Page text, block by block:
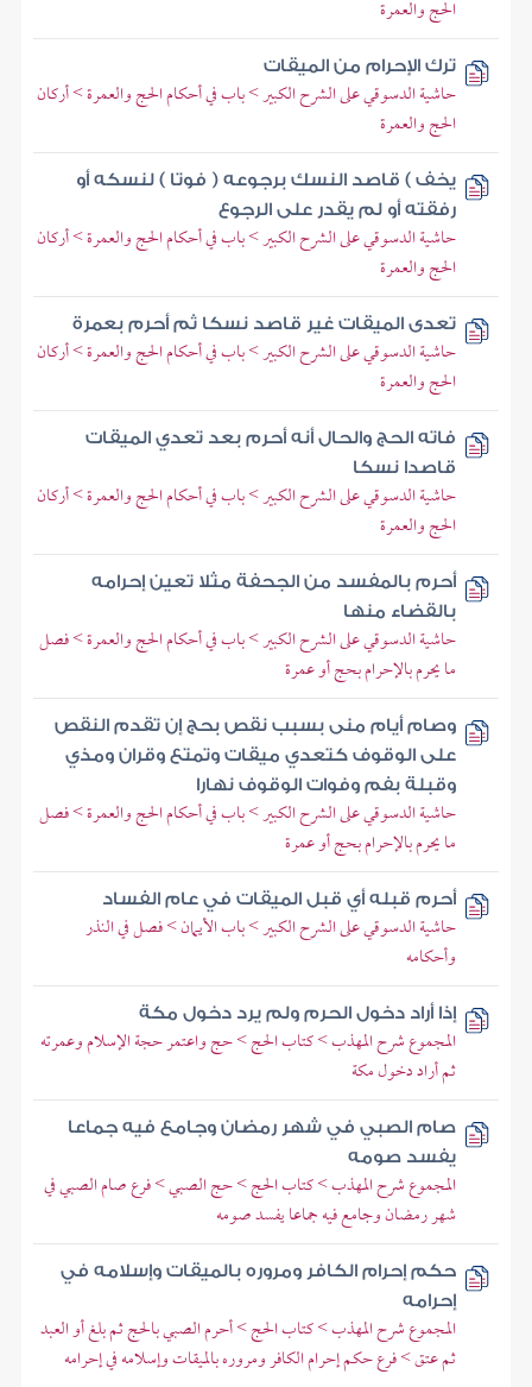
الحج والعمرة
ترك الإحرام من الميقات
حاشية الدسوقي على الشرح الكبير > باب في أحكام الحج والعمرة > أركان
الحج والعمرة
يخف ) قاصد النسك برجوعه ( فوتا ) لنسكه أو
رفقته أو لم يقدر على الرجوع
حاشية الدسوقي على الشرح الكبير > باب في أحكام الحج والعمرة > أركان
الحج والعمرة
تعدى الميقات غير قاصد نسكا ثم أحرم بعمرة
حاشية الدسوقي على الشرح الكبير > باب في أحكام الحج والعمرة > أركان
الحج والعمرة
فاته الحج والحال أنه أحرم بعد تعدي الميقات
قاصدا نسكا
حاشية الدسوقي على الشرح الكبير > باب في أحكام الحج والعمرة > أركان
الحج والعمرة
أحرم بالمفسد من الجحفة مثلا تعين إحرامه
بالقضاء منها
حاشية الدسوقي على الشرح الكبير > باب في أحكام الحج والعمرة > فصل
ما يحرم بالإحرام بحج أو عمرة
وصام أيام منى بسبب نقص بحج إن تقدم النقص
على الوقوف كتعدي ميقات وتمتع وقران ومذي
وقبلة بفم وفوات الوقوف نهارا
حاشية الدسوقي على الشرح الكبير > باب في أحكام الحج والعمرة > فصل
ما يحرم بالإحرام بحج أو عمرة
أحرم قبله أي قبل الميقات في عام الفساد
حاشية الدسوقي على الشرح الكبير > باب الأيمان > فصل في النذر
وأحكامه
إذا أراد دخول الحرم ولم يرد دخول مكة
المجموع شرح المهذب > كتاب الحج > حج واعتمر حجة الإسلام وعمرته
ثم أراد دخول مكة
صام الصبي في شهر رمضان وجامع فيه جماعا
يفسد صومه
المجموع شرح المهذب > كتاب الحج > حج الصبي > فرع صام الصبي في
شهر رمضان وجامع فيه جماعا يفسد صومه
حكم إحرام الكافر ومروره بالميقات وإسلامه في
إحرامه
المجموع شرح المهذب > كتاب الحج > أحرم الصبي بالحج ثم بلغ أو العبد
ثم عتق > فرع حكم إحرام الكافر ومروره بالميقات وإسلامه في إحرامه